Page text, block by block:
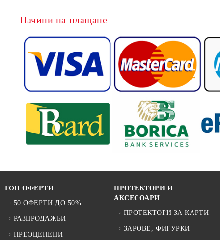
Начини на плащане
ТОП ОФЕРТИ
50 ОФЕРТИ ДО 50%
РАЗПРОДАЖБИ
ПРЕОЦЕНЕНИ
ПРОТЕКТОРИ И
АКСЕСОАРИ
ПРОТЕКТОРИ ЗА КАРТИ
ЗАРОВЕ, ФИГУРКИ